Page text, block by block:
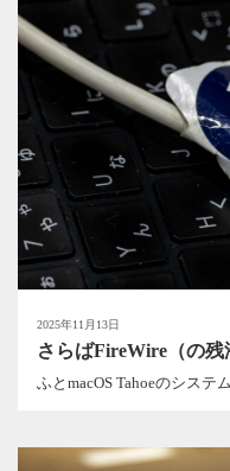
2025年11月13日
さらばFireWire（の残
ふとmacOS Tahoeのシステ